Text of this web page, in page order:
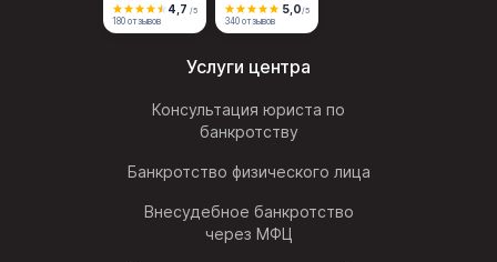
4,7 /5
180 отзывов
5,0/5
340 отзывов
Услуги центра
Консультация юриста по
банкротству
Банкротство физического лица
Внесудебное банкротство
через МФЦ